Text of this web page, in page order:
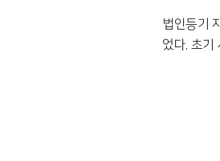
법인등기
었다. 초기